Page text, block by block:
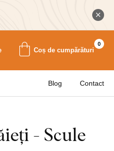
Coș de cumpărături
0
Blog Contact
- Scule